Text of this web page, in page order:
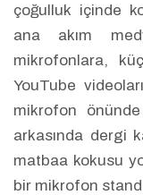
çoğulluk içinde
ana akım
mikrofonlara,
YouTube
mikrofon
arkasında dergi
matbaa kokusu
bir mikrofon